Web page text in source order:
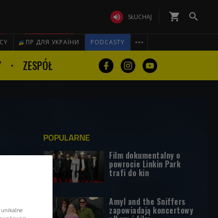
 SŁUCHAJ shopping_cart 
ПР ДЛЯ УКРАЇНИ PODCASTY 
ZESPÓŁ
POPULARNE
Film dokumentalny o
powrocie Linkin Park
trafi do kin
Amyl and the Sniffers
zapowiadają koncertowy